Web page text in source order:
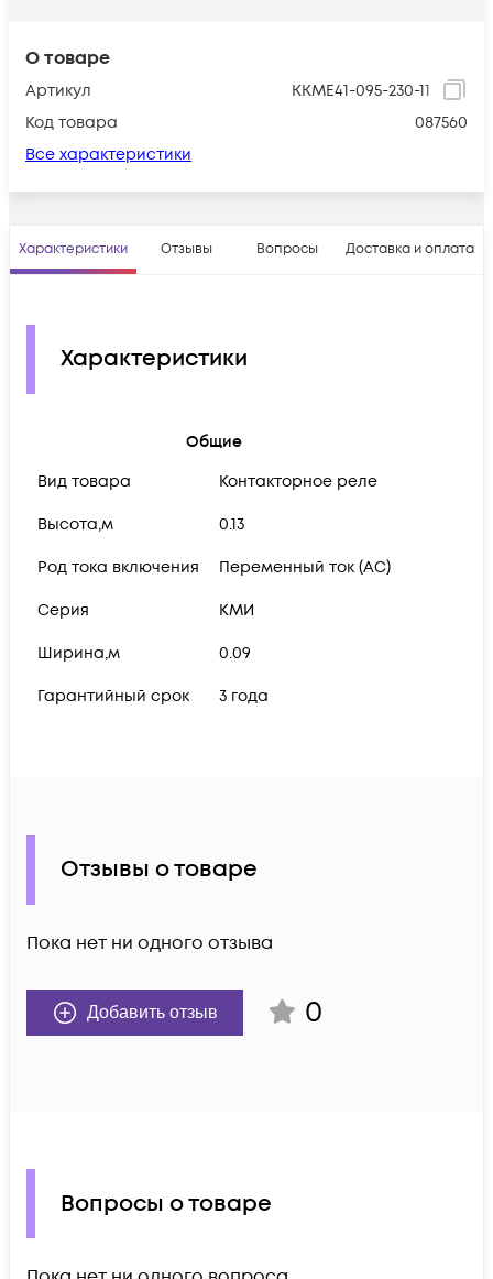
О товаре
Артикул
KKME41-095-230-11
Код товара
087560
Все характеристики
Характеристики Отзывы Вопросы Доставка и оплата
Характеристики
Общие
Вид товара
Контакторное реле
Высота,м 0.13
Род тока включения Переменный ток (AC)
Серия КМИ
Ширина,м 0.09
Гарантийный срок 3 года
Отзывы о товаре
Пока нет ни одного отзыва
Добавить отзыв 0
Вопросы о товаре